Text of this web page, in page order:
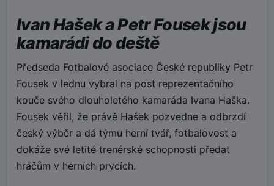
Ivan Hašek a Petr Fousek jsou
kamarádi do deště
Předseda Fotbalové asociace České republiky Petr
Fousek v lednu vybral na post reprezentačního
kouče svého dlouholetého kamaráda Ivana Haška.
Fousek věřil, že právě Hašek pozvedne a odbrzdí
český výběr a dá týmu herní tvář, fotbalovost a
dokáže své letité trenérské schopnosti předat
hráčům v herních prvcích.